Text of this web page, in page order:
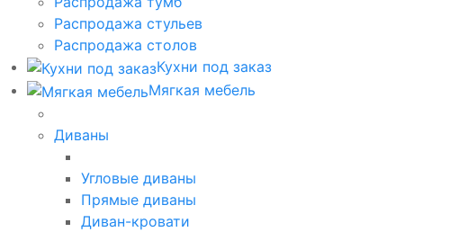
Распродажа стульев
Распродажа столов
Кухни под заказ
Мягкая мебель
Диваны
Угловые диваны
Прямые диваны
Диван-кровати